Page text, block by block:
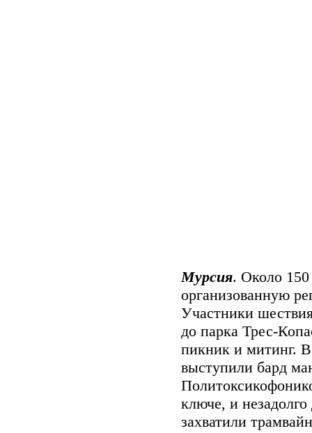
Мурсия. Около
организованную
Участники
до парка Трес-
пикник и митинг.
выступили бард
ключе, и
захватили